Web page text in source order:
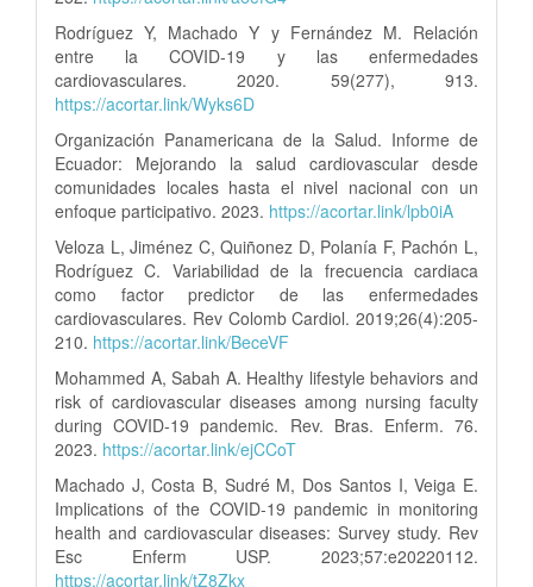
Rodríguez Y, Machado Y y Fernández M. Relación
entre la COVID-19 y las enfermedades
cardiovasculares. 2020. 59(277), 913.
https://acortar.link/Wyks6D
Organización Panamericana de la Salud. Informe de
Ecuador: Mejorando la salud cardiovascular desde
comunidades locales hasta el nivel nacional con un
enfoque participativo. 2023. https://acortar.link/lpb0iA
Veloza L, Jiménez C, Quiñonez D, Polanía F, Pachón L,
Rodríguez C. Variabilidad de la frecuencia cardiaca
como factor predictor de las enfermedades
cardiovasculares. Rev Colomb Cardiol. 2019;26(4):205-
210. https://acortar.link/BeceVF
Mohammed A, Sabah A. Healthy lifestyle behaviors and
risk of cardiovascular diseases among nursing faculty
during COVID-19 pandemic. Rev. Bras. Enferm. 76.
2023. https://acortar.link/ejCCoT
Machado J, Costa B, Sudré M, Dos Santos I, Veiga E.
Implications of the COVID-19 pandemic in monitoring
health and cardiovascular diseases: Survey study. Rev
Esc Enferm USP. 2023;57:e20220112.
https://acortar.link/tZ8Zkx